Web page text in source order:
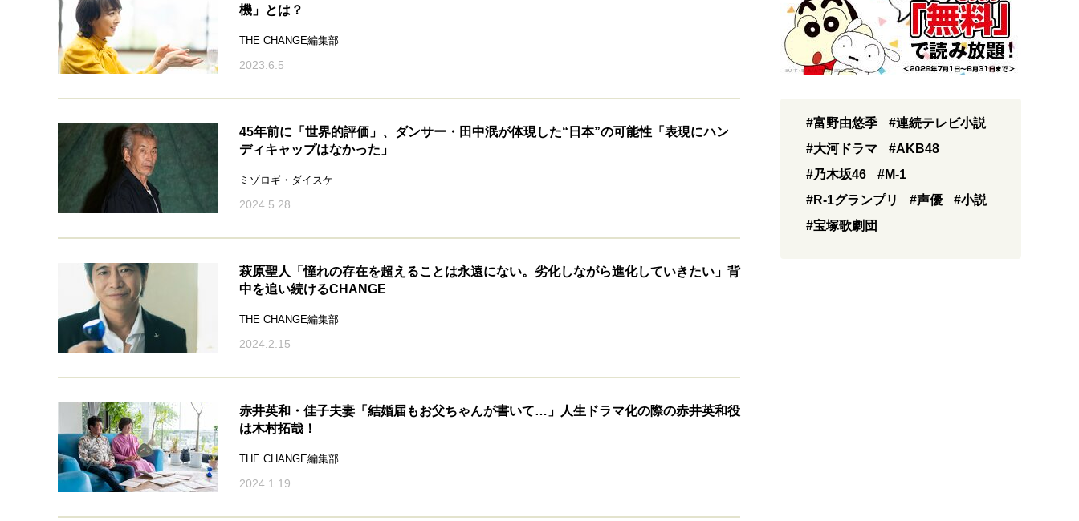
機」とは？
THE CHANGE編集部
2023.6.5
45年前に「世界的評価」、ダンサー・田中泯が体現した“日本”の可能性「表現にハン
ディキャップはなかった」
ミゾロギ・ダイスケ
2024.5.28
萩原聖人「憧れの存在を超えることは永遠にない。劣化しながら進化していきたい」背
中を追い続けるCHANGE
THE CHANGE編集部
2024.2.15
赤井英和・佳子夫妻「結婚届もお父ちゃんが書いて…」人生ドラマ化の際の赤井英和役
は木村拓哉！
THE CHANGE編集部
2024.1.19
#富野由悠季
#連続テレビ小説
#大河ドラマ
#AKB48
#乃木坂46
#M-1
#R-1グランプリ
#声優
#小説
#宝塚歌劇団